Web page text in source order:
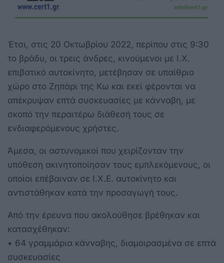
Έτσι, στις 20 Οκτωβρίου 2022, περίπου στις 9:30
το βράδυ, οι τρεις άνδρες, κινούμενοι με Ι.Χ.
επιβατικό αυτοκίνητο, μετέβησαν σε υπαίθριο
χώρο στο Ζηπάρι της Κω και εκεί φέρονται να
απέκρυψαν επτά συσκευασίες με κάνναβη, με
σκοπό την περαιτέρω διάθεσή τους σε
ενδιαφερόμενους χρήστες.
Άμεσα, οι αστυνομικοί που χειρίζονταν την
υπόθεση ακινητοποίησαν τους εμπλεκόμενους, οι
οποίοι επέβαιναν σε Ι.Χ.Ε. αυτοκίνητο και
αντιστάθηκαν κατά την προσαγωγή τους.
Από την έρευνα που ακολούθησε βρέθηκαν και
κατασχέθηκαν:
• 64 γραμμάρια κάνναβης, διαμοιρασμένα σε επτά
συσκευασίες